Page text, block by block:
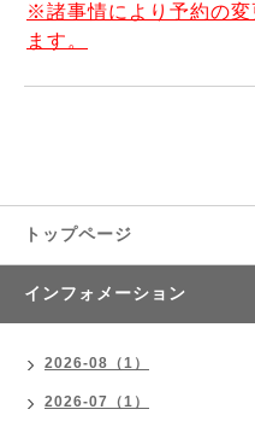
※諸事情により予約の
ます。
トップページ
インフォメーション
2026-08（1）
2026-07（1）